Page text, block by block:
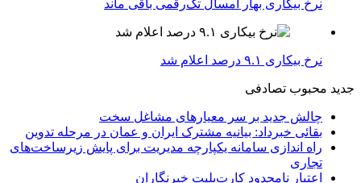
نرخ بیکاری بهار امسال تک‌رقمی باقی ماند
نرخ بیکاری ۹.۱ درصد اعلام شد
جدید محبوب تصادفی
چالش جدید بر سر معیارهای مشاغل سخت
بقائی خبرداد: بیانیه مشترک ایران و عمان در مرحله تدوین
راه اندازی سامانه یکپارچه مدیریت برای پایش زیرساخت‌های
تجاری
اعتبار نامحدود کارت‌بلیت خبرنگاران